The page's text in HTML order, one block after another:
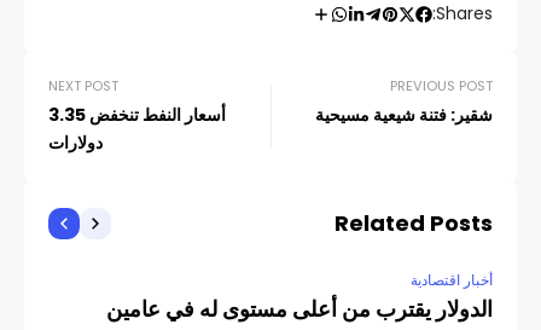
Shares:
PREVIOUS POST
شقير: فتنة شيعية مسيحية
NEXT POST
أسعار النفط تنخفض 3.35
دولارات
Related Posts
أخبار اقتصادية
الدولار يقترب من أعلى مستوى له في عامين